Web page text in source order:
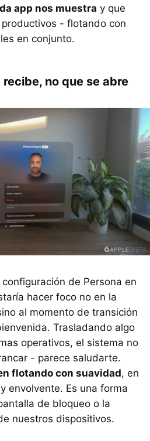
app nos muestra y que
- flotando con
en conjunto.
no que se abre
de Persona en
hacer foco no en la
al momento de transición
Trasladando algo
operativos, el sistema no
- parece saludarte.
flotando con suavidad, en
envolvente. Es una forma
de bloqueo o la
nuestros dispositivos.